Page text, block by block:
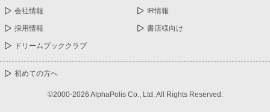
会社情報 IR情報
採用情報 書店様向け
ドリームブッククラブ
初めての方へ
©2000-2026 AlphaPolis Co., Ltd. All Rights Reserved.